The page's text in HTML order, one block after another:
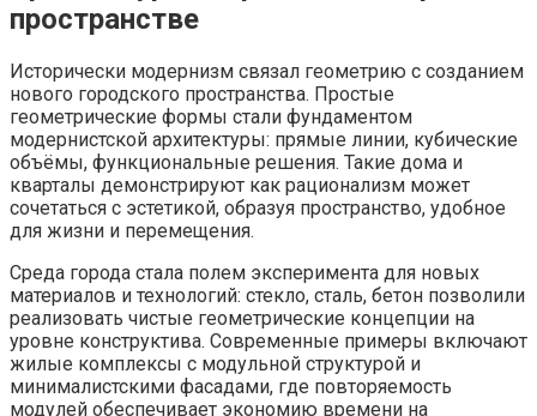
пространстве
Исторически модернизм связал геометрию с созданием
нового городского пространства. Простые
геометрические формы стали фундаментом
модернистской архитектуры: прямые линии, кубические
объёмы, функциональные решения. Такие дома и
кварталы демонстрируют как рационализм может
сочетаться с эстетикой, образуя пространство, удобное
для жизни и перемещения.
Среда города стала полем эксперимента для новых
материалов и технологий: стекло, сталь, бетон позволили
реализовать чистые геометрические концепции на
уровне конструктива. Современные примеры включают
жилые комплексы с модульной структурой и
минималистскими фасадами, где повторяемость
модулей обеспечивает экономию времени на